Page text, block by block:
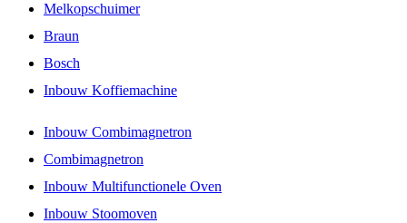
Melkopschuimer
Braun
Bosch
Inbouw Koffiemachine
Inbouw Combimagnetron
Combimagnetron
Inbouw Multifunctionele Oven
Inbouw Stoomoven